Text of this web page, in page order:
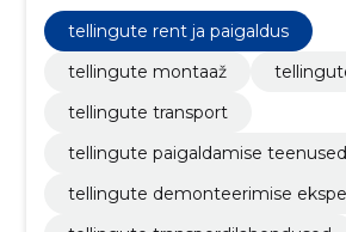
eksperdid, tellingute
rentimise teenused,
paigaldus, tellingute paigaldamise
tellingute rent ja paigaldus
tellingute montaaž
tellingute transport
tellingute paigaldamise teenused
tellingute demonteerimise